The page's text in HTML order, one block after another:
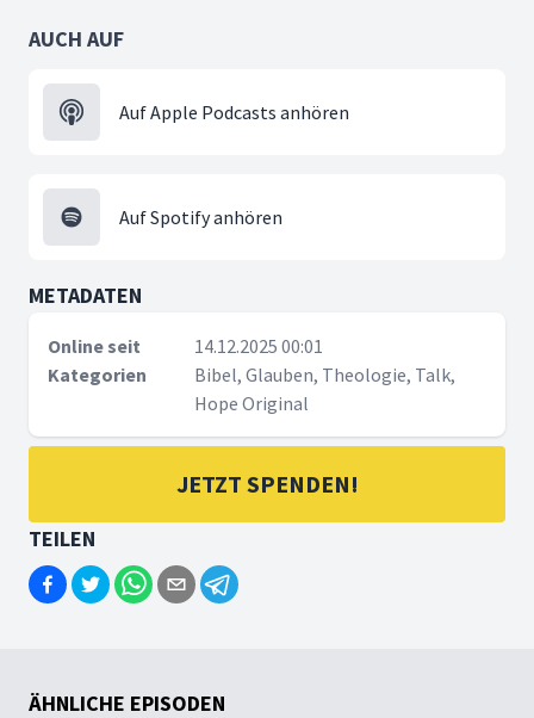
AUCH AUF
Auf Apple Podcasts anhören
Auf Spotify anhören
METADATEN
Online seit
14.12.2025 00:01
Kategorien
Bibel, Glauben, Theologie, Talk,
Hope Original
JETZT SPENDEN!
TEILEN
ÄHNLICHE EPISODEN